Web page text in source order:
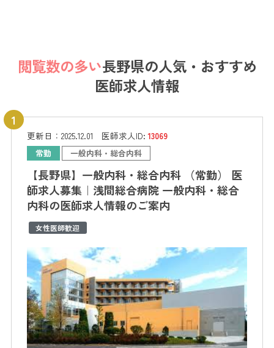
閲覧数の多い長野県の人気・おすすめ
医師求人情報
更新日： 2025.12.01 医師求人ID:13069
常勤 一般内科・総合内科
【長野県】一般内科・総合内科 （常勤） 医
師求人募集｜浅間総合病院 一般内科・総合
内科の医師求人情報のご案内
女性医師歓迎